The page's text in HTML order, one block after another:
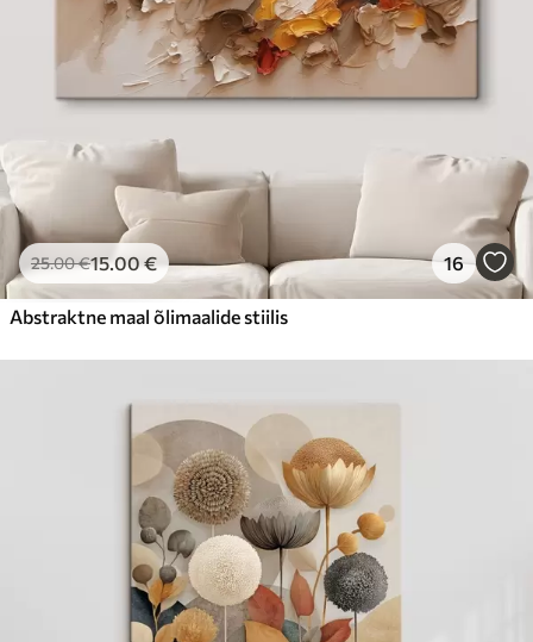
25.00€15.00€ 16
Abstraktne maal õlimaalide stiilis